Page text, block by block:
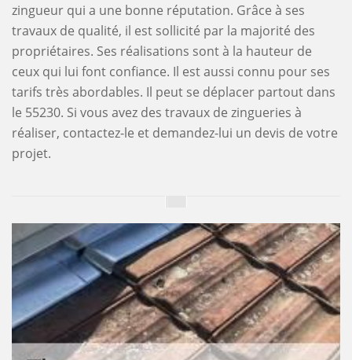
zingueur qui a une bonne réputation. Grâce à ses
travaux de qualité, il est sollicité par la majorité des
propriétaires. Ses réalisations sont à la hauteur de
ceux qui lui font confiance. Il est aussi connu pour ses
tarifs très abordables. Il peut se déplacer partout dans
le 55230. Si vous avez des travaux de zingueries à
réaliser, contactez-le et demandez-lui un devis de votre
projet.